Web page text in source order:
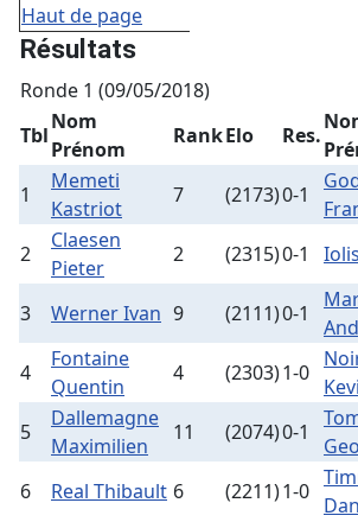
Haut de page
Résultats
Ronde 1 (09/05/2018)
Tbl
Nom
Prénom
RankElo Res.
1
Memeti
Kastriot
7 (2173)0-1
2
Claesen
Pieter
2 (2315)0-1
3 Werner Ivan 9 (2111)0-1
4
Fontaine
Quentin
4 (2303)1-0
5
Dallemagne
Maximilien
11 (2074)0-1
6 Real Thibault 6 (2211)1-0